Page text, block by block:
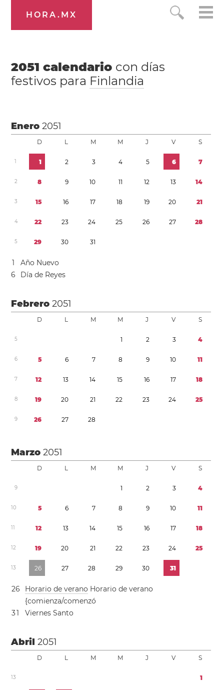
HORA.MX
2051 calendario con días
festivos para Finlandia
Enero2051
D L M M J V S
1 1 2 3 4 5 6 7
2 8 9 10 11 12 13 14
3 15 16 17 18 19 20 21
4 22 23 24 25 26 27 28
5 29 30 31
1
Año Nuevo
6
Día de Reyes
Febrero2051
D L M M J V S
5 1 2 3 4
6 5 6 7 8 9 10 11
7 12 13 14 15 16 17 18
8 19 20 21 22 23 24 25
9 26 27 28
Marzo2051
D L M M J V S
9 1 2 3 4
10 5 6 7 8 9 10 11
11 12 13 14 15 16 17 18
12 19 20 21 22 23 24 25
13 26 27 28 29 30 31
26 Horario de verano Horario de verano
{comienza/comenzó
31 Viernes Santo
Abril2051
D L M M J V S
13 1